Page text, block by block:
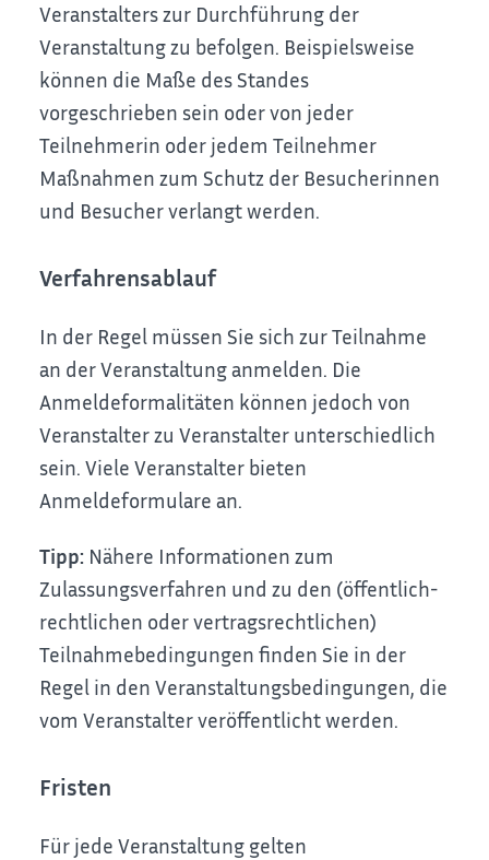
Veranstalters zur Durchführung der
Veranstaltung zu befolgen. Beispielsweise
können die Maße des Standes
vorgeschrieben sein oder von jeder
Teilnehmerin oder jedem Teilnehmer
Maßnahmen zum Schutz der Besucherinnen
und Besucher verlangt werden.
Verfahrensablauf
In der Regel müssen Sie sich zur Teilnahme
an der Veranstaltung anmelden. Die
Anmeldeformalitäten können jedoch von
Veranstalter zu Veranstalter unterschiedlich
sein. Viele Veranstalter bieten
Anmeldeformulare an.
Tipp: Nähere Informationen zum
Zulassungsverfahren und zu den (öffentlich-
rechtlichen oder vertragsrechtlichen)
Teilnahmebedingungen finden Sie in der
Regel in den Veranstaltungsbedingungen, die
vom Veranstalter veröffentlicht werden.
Fristen
Für jede Veranstaltung gelten